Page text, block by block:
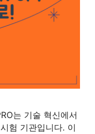
는 기술 혁신에서
험 기관입니다. 이